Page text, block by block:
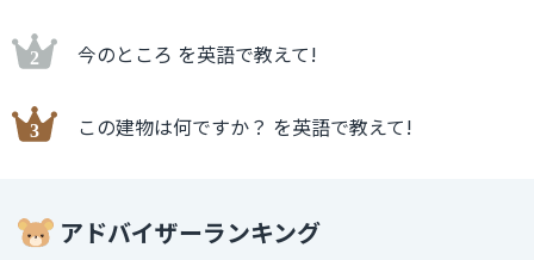
今のところ を英語で教えて!
この建物は何ですか？ を英語で教えて!
アドバイザーランキング